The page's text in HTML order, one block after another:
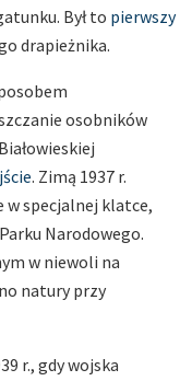
Był to pierwszy
drapieżnika.
osobników
. Zimą 1937 r.
w specjalnej klatce,
Narodowego.
w niewoli na
natury przy
r., gdy wojska